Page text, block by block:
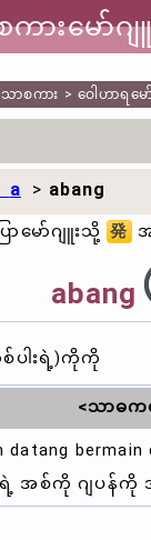
ားမော်ဂျူ
ာစကား >ဝေါဟာရမေ
a > abang
ာမော်ဂျူးသို့ 発
abang
ပါးရဲ့)ကိုကို
<သာဓကဝ
datang bermain
ရဲ့ အစ်ကို ဂျပန်